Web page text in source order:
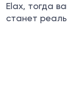
Elax, тогда
станет